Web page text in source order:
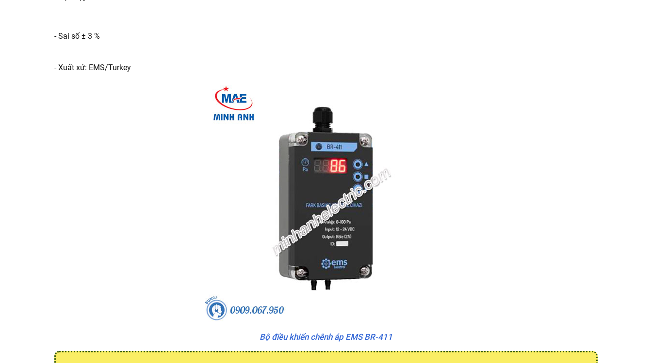
- Sai số ± 3 %
- Xuất xứ: EMS/Turkey
Bộ điều khiển chênh áp EMS BR-411